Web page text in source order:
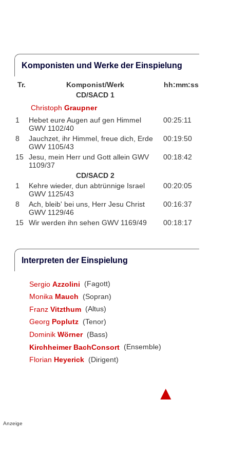
Komponisten und Werke der Einspielung
Tr. Komponist/Werk
hh:mm:ss
CD/SACD 1
ChristophGraupner
1
Hebet eure Augen auf gen Himmel
GWV 1102/40
00:25:11
8
Jauchzet, ihr Himmel, freue dich, Erde
GWV 1105/43
00:19:50
15
Jesu, mein Herr und Gott allein GWV
1109/37
00:18:42
CD/SACD 2
1
Kehre wieder, dun abtrünnige Israel
GWV 1125/43
00:20:05
8
Ach, bleib' bei uns, Herr Jesu Christ
GWV 1129/46
00:16:37
15 Wir werden ihn sehen GWV 1169/49 00:18:17
Interpreten der Einspielung
Sergio Azzolini
(Fagott)
Monika Mauch
(Sopran)
Franz Vitzthum (Altus)
Georg Poplutz (Tenor)
Dominik Wörner (Bass)
Kirchheimer BachConsort (Ensemble)
Florian Heyerick (Dirigent)
▲
Anzeige